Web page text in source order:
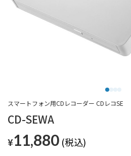
CD-SEWA
スマートフォン用CDレコーダー CDレコSE
¥11,880